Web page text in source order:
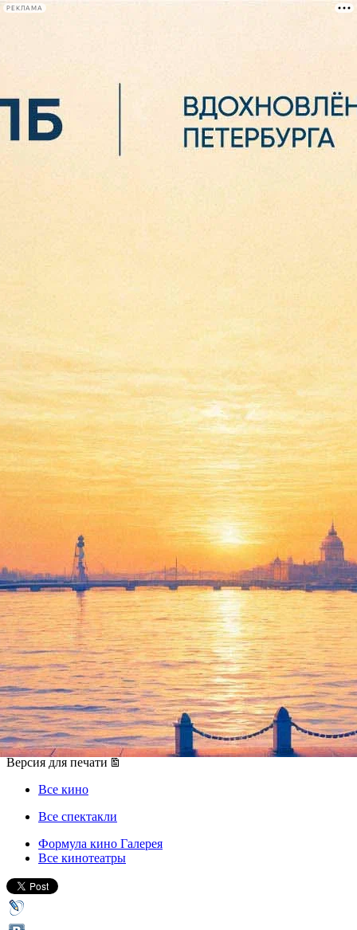
РЕКЛАМА
Сегодня:
«Так поступают все
женщины»: прямой эфир из
Метрополитен-опера
26 апреля 2014, суббота,21.00
Версия для печати
Все кино
Все спектакли
Формула кино Галерея
Все кинотеатры